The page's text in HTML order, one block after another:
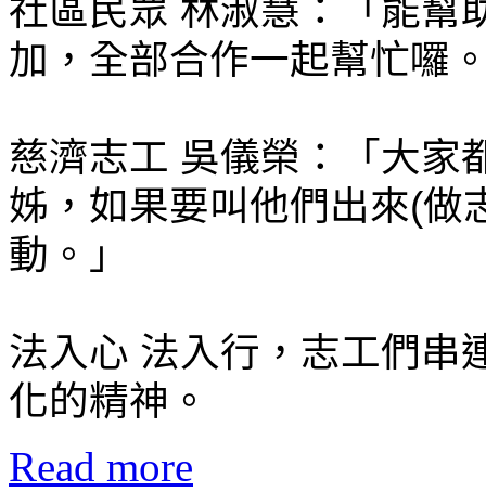
社區民眾 林淑慧：「能幫
加，全部合作一起幫忙囉
慈濟志工 吳儀榮：「大家
姊，如果要叫他們出來(做
動。」
法入心 法入行，志工們串
化的精神。
Read more